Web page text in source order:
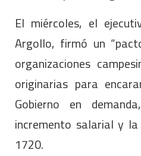
El miércoles, el
Argollo, firmó un
organizaciones
originarias para
Gobierno en
incremento salarial y
1720.